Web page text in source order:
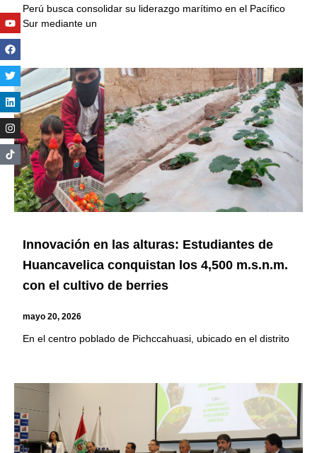
Perú busca consolidar su liderazgo marítimo en el Pacífico
Sur mediante un
Innovación en las alturas: Estudiantes de
Huancavelica conquistan los 4,500 m.s.n.m.
con el cultivo de berries
mayo 20, 2026
En el centro poblado de Pichccahuasi, ubicado en el distrito
Youtube
Facebook
Twitter
Linkedin
Instagram